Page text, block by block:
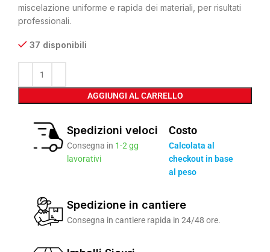
miscelazione uniforme e rapida dei materiali, per risultati
professionali.
37 disponibili
AGGIUNGI AL CARRELLO
Spedizioni veloci
Consegna in 1-2 gg
lavorativi
Costo
Calcolata al
checkout in base
al peso
Spedizione in cantiere
Consegna in cantiere rapida in 24/48 ore.